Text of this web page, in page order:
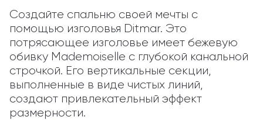
Создайте спальню своей мечты с
помощью изголовья Ditmar. Это
потрясающее изголовье имеет бежевую
обивку Mademoiselle с глубокой канальной
строчкой. Его вертикальные секции,
выполненные в виде чистых линий,
создают привлекательный эффект
размерности.